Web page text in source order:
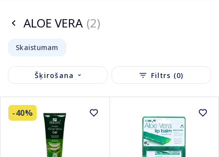
ALOE VERA (2)
Skaistumam
Šķirošana Filtrs (0)
-40%